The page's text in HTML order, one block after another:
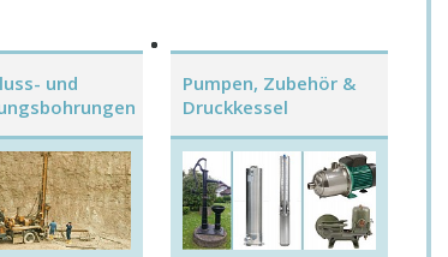
und
Pumpen, Zubehör &
Druckkessel